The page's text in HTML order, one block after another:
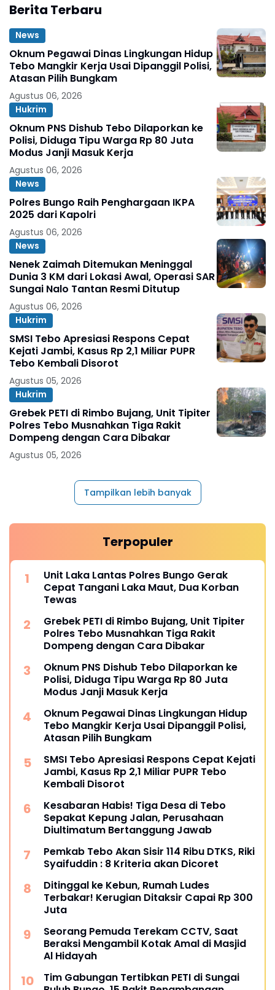
Berita Terbaru
News
Oknum Pegawai Dinas Lingkungan Hidup
Tebo Mangkir Kerja Usai Dipanggil Polisi,
Atasan Pilih Bungkam
Agustus 06, 2026
Hukrim
Oknum PNS Dishub Tebo Dilaporkan ke
Polisi, Diduga Tipu Warga Rp 80 Juta
Modus Janji Masuk Kerja
Agustus 06, 2026
News
Polres Bungo Raih Penghargaan IKPA
2025 dari Kapolri
Agustus 06, 2026
News
Nenek Zaimah Ditemukan Meninggal
Dunia 3 KM dari Lokasi Awal, Operasi SAR
Sungai Nalo Tantan Resmi Ditutup
Agustus 06, 2026
Hukrim
SMSI Tebo Apresiasi Respons Cepat
Kejati Jambi, Kasus Rp 2,1 Miliar PUPR
Tebo Kembali Disorot
Agustus 05, 2026
Hukrim
Grebek PETI di Rimbo Bujang, Unit Tipiter
Polres Tebo Musnahkan Tiga Rakit
Dompeng dengan Cara Dibakar
Agustus 05, 2026
Tampilkan lebih banyak
Terpopuler
Unit Laka Lantas Polres Bungo Gerak
Cepat Tangani Laka Maut, Dua Korban
Tewas
Grebek PETI di Rimbo Bujang, Unit Tipiter
Polres Tebo Musnahkan Tiga Rakit
Dompeng dengan Cara Dibakar
Oknum PNS Dishub Tebo Dilaporkan ke
Polisi, Diduga Tipu Warga Rp 80 Juta
Modus Janji Masuk Kerja
Oknum Pegawai Dinas Lingkungan Hidup
Tebo Mangkir Kerja Usai Dipanggil Polisi,
Atasan Pilih Bungkam
SMSI Tebo Apresiasi Respons Cepat Kejati
Jambi, Kasus Rp 2,1 Miliar PUPR Tebo
Kembali Disorot
Kesabaran Habis! Tiga Desa di Tebo
Sepakat Kepung Jalan, Perusahaan
Diultimatum Bertanggung Jawab
Pemkab Tebo Akan Sisir 114 Ribu DTKS, Riki
Syaifuddin : 8 Kriteria akan Dicoret
Ditinggal ke Kebun, Rumah Ludes
Terbakar! Kerugian Ditaksir Capai Rp 300
Juta
Seorang Pemuda Terekam CCTV, Saat
Beraksi Mengambil Kotak Amal di Masjid
Al Hidayah
Tim Gabungan Tertibkan PETI di Sungai